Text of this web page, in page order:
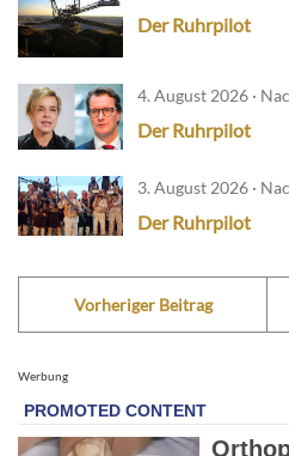
Der Ruhrpilot
4. August 2026 ·
Der Ruhrpilot
3. August 2026 ·
Der Ruhrpilot
Vorheriger Beitrag
Werbung